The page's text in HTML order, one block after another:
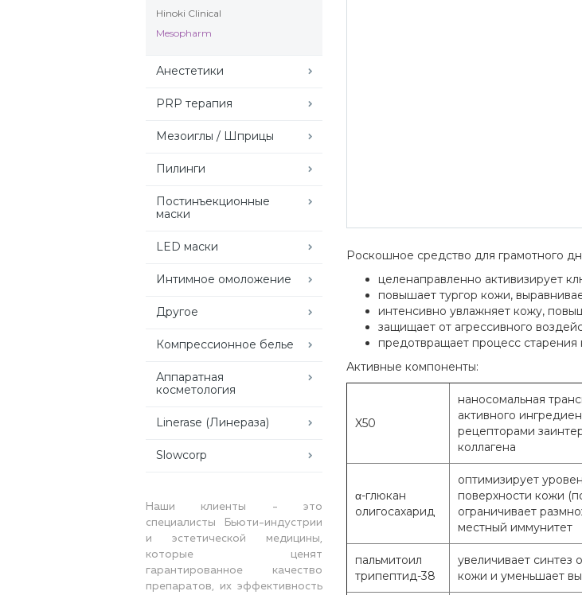
Hinoki Clinical
Mesopharm
Анестетики
PRP терапия
Мезоиглы / Шприцы
Пилинги
Постинъекционные
маски
LED маски
Интимное омоложение
Другое
Компрессионное белье
Аппаратная
косметология
Linerase (Линераза)
Slowcorp
Наши клиенты - это
специалисты Бьюти-индустрии
и эстетической медицины,
которые ценят
гарантированное качество
препаратов, их эффективность
Роскошное средство для грамотного
целенаправленно активизирует
повышает тургор кожи,
интенсивно увлажняет кожу,
защищает от агрессивного
предотвращает процесс
Активные компоненты:
X50
наносомальная
активного
рецепторами
коллагена
α-глюкан
олигосахарид
оптимизирует
поверхности кожи
ограничивает
местный иммунитет
пальмитоил
трипептид-38
увеличивает синтез
кожи и уменьшает